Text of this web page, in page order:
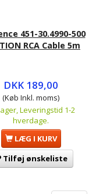
451-30.4990-500
RCA Cable 5m
DKK 189,00
(Køb Inkl. moms)
Leveringstid 1-2
hverdage.
LÆG I KURV
Tilføj ønskeliste